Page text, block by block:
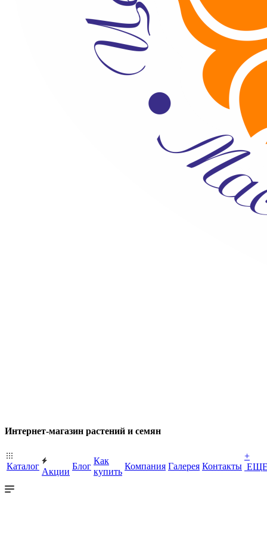
Интернет-магазин растений и семян
Каталог
Акции
Блог
Как
купить
Компания Галерея Контакты
+